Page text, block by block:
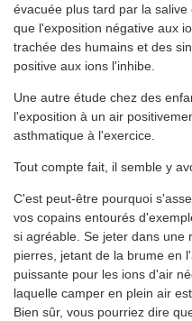
évacuée plus tard par la
que l'exposition négative aux
trachée des humains et des
positive aux ions l'inhibe.
Une autre étude chez des
l'exposition à un air
asthmatique à l'exercice.
Tout compte fait, il semble y
C'est peut-être pourquoi
vos copains entourés
si agréable. Se jeter dans une
pierres, jetant de la brume en
puissante pour les ions d'air
laquelle camper en plein air
Bien sûr, vous pourriez dire